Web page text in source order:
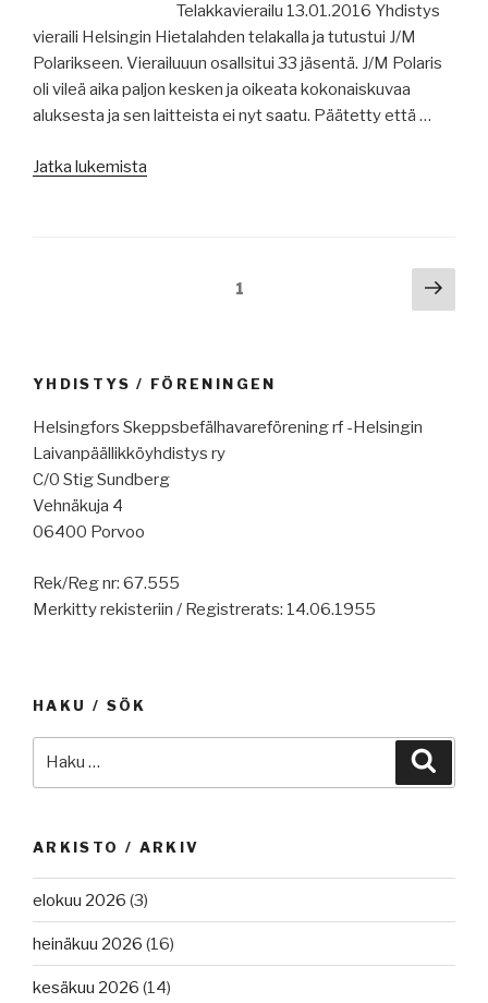
Telakkavierailu 13.01.2016 Yhdistys
vieraili Helsingin Hietalahden telakalla ja tutustui J/M
Polarikseen. Vierailuuun osallsitui 33 jäsentä. J/M Polaris
oli vileä aika paljon kesken ja oikeata kokonaiskuvaa
aluksesta ja sen laitteista ei nyt saatu. Päätetty että …
Jatka lukemista
1
sivu
YHDISTYS / FÖRENINGEN
Helsingfors Skeppsbefälhavareförening rf -Helsingin
Laivanpäällikköyhdistys ry
C/0 Stig Sundberg
Vehnäkuja 4
06400 Porvoo
Rek/Reg nr: 67.555
Merkitty rekisteriin / Registrerats: 14.06.1955
HAKU / SÖK
ARKISTO / ARKIV
elokuu 2026 (3)
heinäkuu 2026 (16)
kesäkuu 2026 (14)